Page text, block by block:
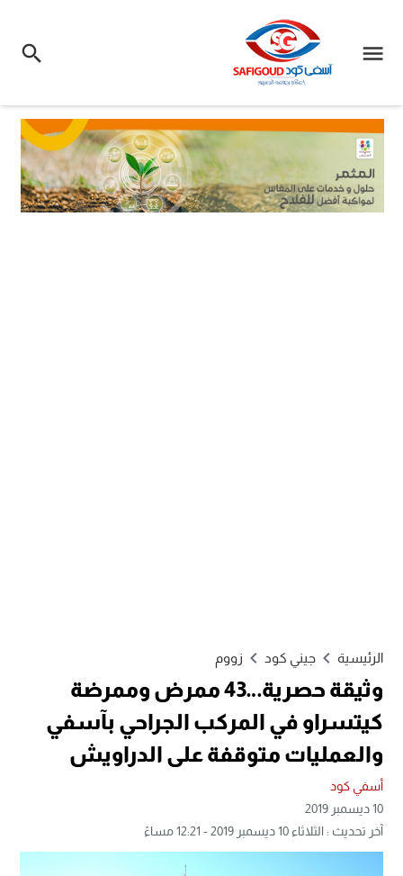
الرئيسية جيني كود زووم
وثيقة حصرية…43 ممرض وممرضة
كيتسراو في المركب الجراحي بآسفي
والعمليات متوقفة على الدراويش
أسفي كود
10 ديسمبر 2019
آخر تحديث : الثلاثاء 10 ديسمبر 2019 - 12:21 مساءً